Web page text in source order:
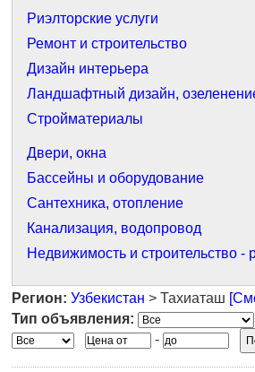
Риэлторские услуги
Ремонт и строительство
Дизайн интерьера
Ландшафтный дизайн,
Стройматериалы
Двери, окна
Бассейны и оборудование
Сантехника, отопление
Канализация, водопровод
Недвижимость и строительство -
Регион: Узбекистан > Тахиаташ
Тип объявления:
-